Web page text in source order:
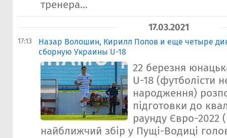
тренера...
17.03.2021
17:13
Назар Волошин, Кирилл Попов и еще четыре
сборную Украины U-18
22 березня
U-18 (футболісти
народження)
підготовки до
раунду Євро-2022
найближчий збір у Пущі-Водиці